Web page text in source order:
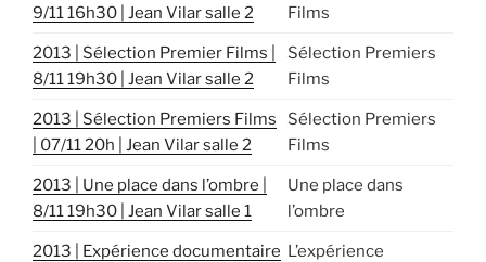
9/11 16h30 | Jean Vilar salle 2
Films
2013 | Sélection Premier Films |
8/11 19h30 | Jean Vilar salle 2
Sélection Premiers
Films
2013 | Sélection Premiers Films
| 07/11 20h | Jean Vilar salle 2
Sélection Premiers
Films
2013 | Une place dans l’ombre |
8/11 19h30 | Jean Vilar salle 1
Une place dans
l’ombre
2013 | Expérience documentaire L’expérience